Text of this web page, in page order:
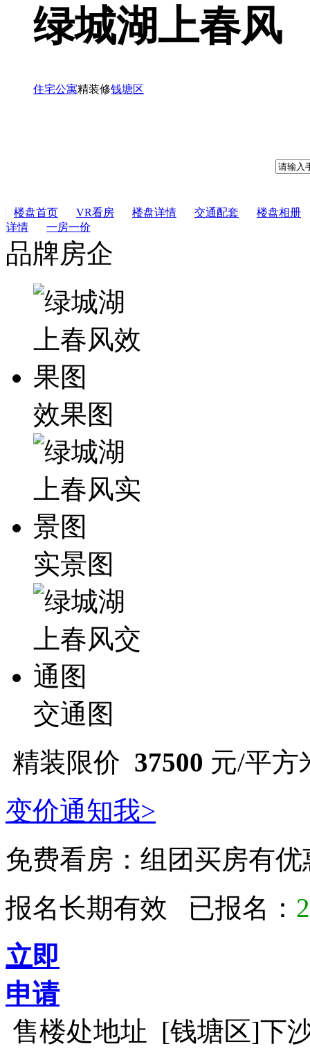
绿城湖上春风
住宅公寓精装修钱塘区
楼盘首页 VR看房 楼盘详情 交通配套
楼盘相册
详情
一房一价
品牌房企
效果图
实景图
交通图
精装限价 37500 元/平方
变价通知我>
免费看房： 组团买房有
报名长期有效 已报名：
立即
申请
售楼处地址 [钱塘区]下